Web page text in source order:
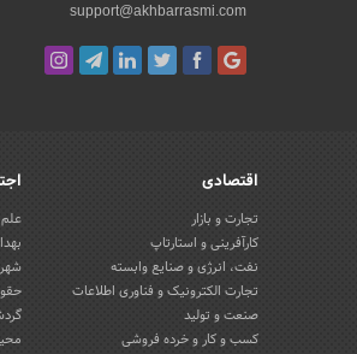
support@akhbarrasmi.com
اقتصادی
تجارت و بازار
کارآفرینی و استارتاپ
نفت، انرژی و صنایع وابسته
تجارت الکترونیک و فناوری اطلاعات
صنعت و تولید
کسب و کار و خرده فروشی